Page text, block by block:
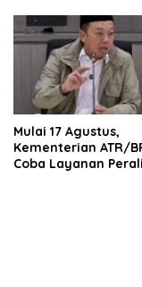
Ekonomi Daerah
Mulai 17 Agustus,
Kementerian ATR/
Coba Layanan